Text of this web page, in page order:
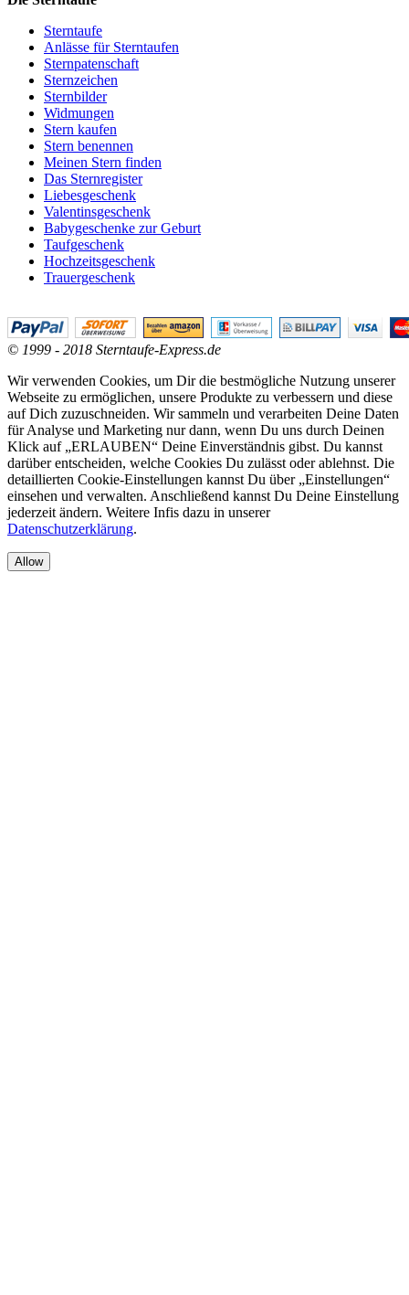
Sterntaufe
Anlässe für Sterntaufen
Sternpatenschaft
Sternzeichen
Sternbilder
Widmungen
Stern kaufen
Stern benennen
Meinen Stern finden
Das Sternregister
Liebesgeschenk
Valentinsgeschenk
Babygeschenke zur Geburt
Taufgeschenk
Hochzeitsgeschenk
Trauergeschenk
© 1999 - 2018 Sterntaufe-Express.de
Wir verwenden Cookies, um Dir die bestmögliche Nutzung unserer
Webseite zu ermöglichen, unsere Produkte zu verbessern und diese
auf Dich zuzuschneiden. Wir sammeln und verarbeiten Deine Daten
für Analyse und Marketing nur dann, wenn Du uns durch Deinen
Klick auf „ERLAUBEN“ Deine Einverständnis gibst. Du kannst
darüber entscheiden, welche Cookies Du zulässt oder ablehnst. Die
detaillierten Cookie-Einstellungen kannst Du über „Einstellungen“
einsehen und verwalten. Anschließend kannst Du Deine Einstellung
jederzeit ändern. Weitere Infis dazu in unserer
Datenschutzerklärung.
Allow